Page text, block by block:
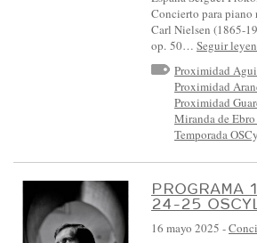
Concierto para piano
Carl Nielsen (1865-
op. 50… Seguir
Proximidad
Proximidad
Proximidad
Miranda de
Temporada
PROGRAMA
24-25
16 mayo 2025 -